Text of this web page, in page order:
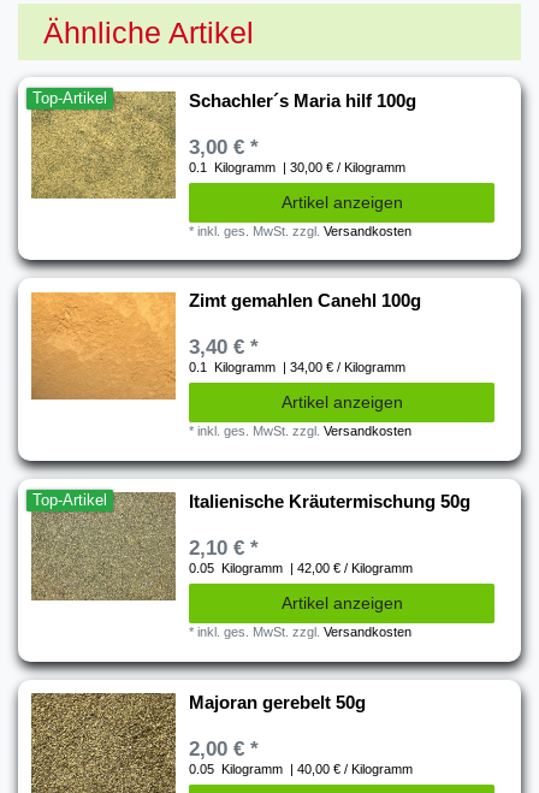
Ähnliche Artikel
Top-Artikel Schachler´s Maria hilf 100g
3,00 € *
0.1 Kilogramm | 30,00 € / Kilogramm
Artikel anzeigen
*inkl. ges. MwSt. zzgl.Versandkosten
Zimt gemahlen Canehl 100g
3,40 € *
0.1 Kilogramm | 34,00 € / Kilogramm
Artikel anzeigen
*inkl. ges. MwSt. zzgl.Versandkosten
Top-Artikel Italienische Kräutermischung 50g
2,10 € *
0.05 Kilogramm | 42,00 € / Kilogramm
Artikel anzeigen
*inkl. ges. MwSt. zzgl.Versandkosten
Majoran gerebelt 50g
2,00 € *
0.05 Kilogramm | 40,00 € / Kilogramm